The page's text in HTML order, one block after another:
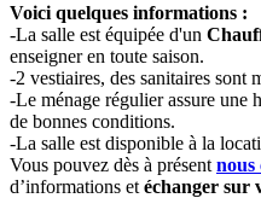
Voici quelques informations :
-La salle est équipée d'un
enseigner en toute saison.
-2 vestiaires, des sanitaires sont
-Le ménage régulier assure une
de bonnes conditions.
-La salle est disponible à la
Vous pouvez dès à présent nous
d’informations et échanger sur